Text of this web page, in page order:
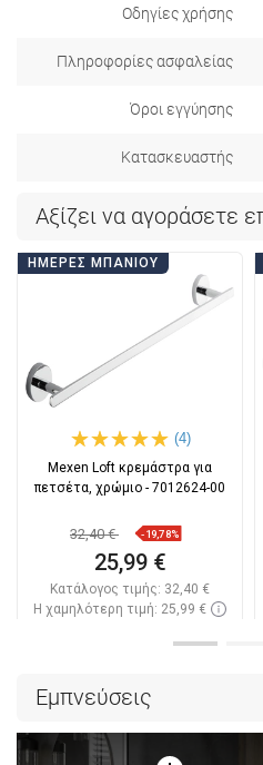
Οδηγίες χρήσης
Πληροφορίες ασφαλείας
Όροι εγγύησης
Κατασκευαστής
Αξίζει να αγοράσετε
ΗΜΈΡΕΣ ΜΠΆΝΙΟΥ
(4)
Mexen Loft κρεμάστρα για
πετσέτα, χρώμιο - 7012624-00
32,40 € -19,78%
25,99 €
Κατάλογος τιμής: 32,40 €
Η χαμηλότερη τιμή: 25,99 €
Εμπνεύσεις